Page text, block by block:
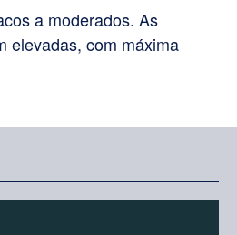
a moderados. As
elevadas, com máxima